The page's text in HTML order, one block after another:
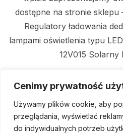
Cenimy prywatność
Używamy plików cookie, aby
przeglądania, wyświetlać
do indywidualnych potrzeb
dostępne na stronie sklepu
Regulatory ładowania
lampami oświetlenia typu
12V015
READ